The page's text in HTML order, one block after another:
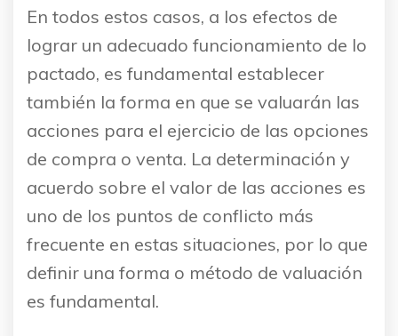
En todos estos casos, a los efectos de
lograr un adecuado funcionamiento de lo
pactado, es fundamental establecer
también la forma en que se valuarán las
acciones para el ejercicio de las opciones
de compra o venta. La determinación y
acuerdo sobre el valor de las acciones es
uno de los puntos de conflicto más
frecuente en estas situaciones, por lo que
definir una forma o método de valuación
es fundamental.